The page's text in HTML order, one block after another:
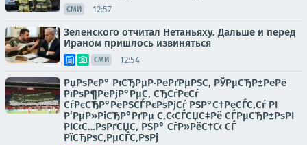
СМИ 12:57
Зеленского отчитал Нетаньяху. Дальше и перед
Ираном пришлось извиняться
СМИ 12:54
РџРѕРєР° РїСЂРµР·РёРґРµРЅС‚ РЎРµСЂР±РёРё
РїРѕР¶РёРјР°РµС‚ СЂСѓРєСѓ
СѓРєСЂР°РёРЅСЃРєРѕРјСѓ РЅР°С†РёСЃС‚Сѓ РІ
Р‘РµР»РіСЂР°РґРµ С‚С‹СЃСЏС‡Рё СЃРµСЂР±РѕРІ
РІС‹С…РѕРґСЏС‚ РЅР° СѓР»РёС†С‹ СЃ
РїСЂРѕС‚РµСЃС‚РѕРј